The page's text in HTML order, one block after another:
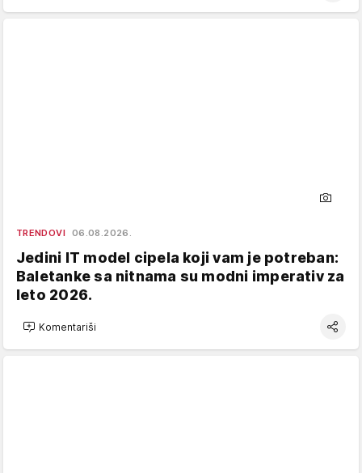
TRENDOVI 06.08.2026.
Jedini IT model cipela koji vam je potreban:
Baletanke sa nitnama su modni imperativ za
leto 2026.
Komentariši